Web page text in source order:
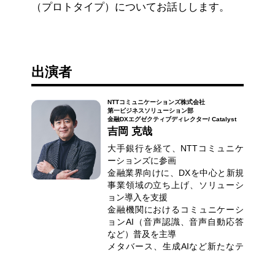
（プロトタイプ）についてお話しします。
出演者
NTTコミュニケーションズ株式会社
第一ビジネスソリューション部
金融DXエグゼクティブディレクター/ Catalyst
吉岡 克哉
大手銀行を経て、NTTコミュニケ
ーションズに参画
金融業界向けに、DXを中心と新規
事業領域の立ち上げ、ソリューシ
ョン導入を支援
金融機関におけるコミュニケーシ
ョンAI（音声認識、音声自動応答
など）普及を主導
メタバース、生成AIなど新たなテ